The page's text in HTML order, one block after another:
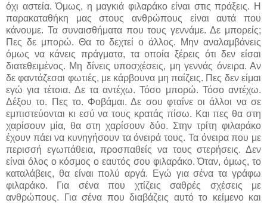
όχι αστεία. Όμως, η μαγκιά φιλαράκο είναι στις πράξεις. Η
παρακαταθήκη μας στους ανθρώπους είναι αυτά που
κάνουμε. Τα συναισθήματα που τους γεννάμε. Δε μπορείς;
Πες δε μπορώ. Θα το δεχτεί ο άλλος. Μην αναλαμβάνεις
όμως να κάνεις πράγματα, τα οποία ξέρεις ότι δεν είσαι
διατεθειμένος. Μη δίνεις υποσχέσεις, μη γεννάς όνειρα. Αν
δε φαντάζεσαι φωτιές, με κάρβουνα μη παίζεις. Πες δεν είμαι
εγώ για τέτοια. Δε τα αντέχω. Τόσο μπορώ. Τόσο αντέχω.
Δέξου το. Πες το. Φοβάμαι. Δε σου φταίνε οι άλλοι να σε
εμπιστεύονται κι εσύ να τους κρατάς πίσω. Και πες θα στη
χαρίσουν μία, θα στη χαρίσουν δύο. Στην τρίτη φιλαράκο
έχουν πάει να κυνηγήσουν τα όνειρά τους. Τα όνειρα που με
περισσή εγωπάθεια, προσπαθείς να τους στερήσεις. Δεν
είναι όλος ο κόσμος ο εαυτός σου φιλαράκο. Όταν, όμως, το
καταλάβεις, θα είναι πολύ αργά. Εγώ για σένα τα γράφω
φιλαράκο. Για σένα που χτίζεις σαθρές σχέσεις με
ανθρώπους. Για σένα που διαβάζεις αυτό το κείμενο και